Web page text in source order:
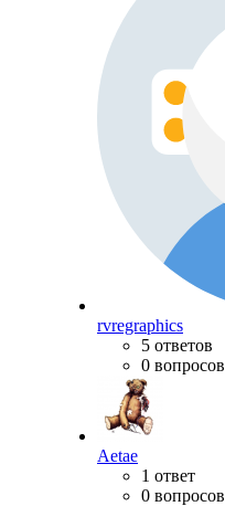
rvregraphics
5 ответов
0 вопросов
Aetae
1 ответ
0 вопросов